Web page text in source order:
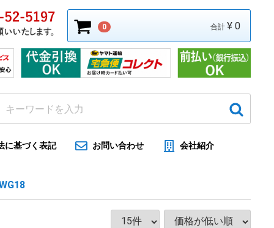
0
合計 ¥ 0
に基づく表記 お問い合わせ 会社紹介